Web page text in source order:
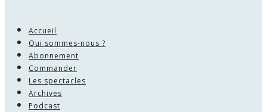
Accueil
Qui sommes-nous ?
Abonnement
Commander
Les spectacles
Archives
Podcast